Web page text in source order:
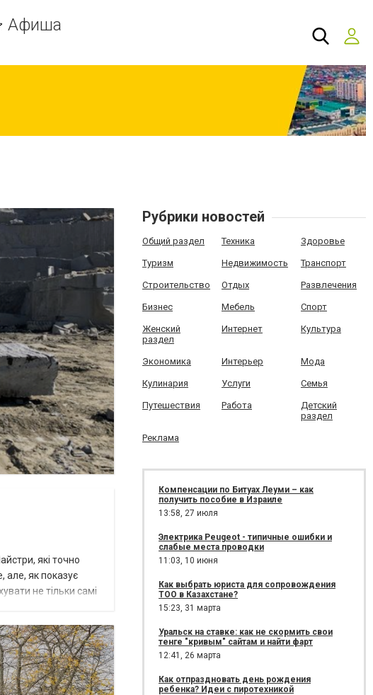
Афиша
які точно
але, як показує
не тільки самі
Рубрики новостей
Общий раздел Техника Здоровье
Туризм Недвижимость Транспорт
Строительство Отдых Развлечения
Бизнес Мебель Спорт
Женский
раздел
Интернет Культура
Экономика Интерьер Мода
Кулинария Услуги Семья
Путешествия Работа
Детский
раздел
Реклама
Компенсации по Битуах Леуми – как
получить пособие в Израиле
13:58, 27 июля
Электрика Peugeot - типичные ошибки и
слабые места проводки
11:03, 10 июня
Как выбрать юриста для сопровождения
ТОО в Казахстане?
15:23, 31 марта
Уральск на ставке: как не скормить свои
тенге "кривым" сайтам и найти фарт
12:41, 26 марта
Как отпраздновать день рождения
ребенка? Идеи с пиротехникой